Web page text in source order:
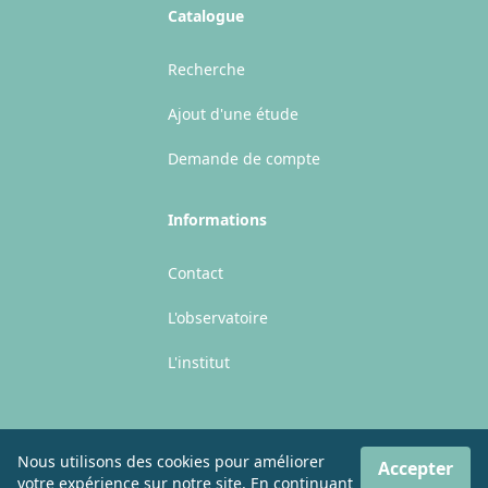
Nous utilisons des cookies pour améliorer
votre expérience sur notre site. En continuant
Accepter
Catalogue
Recherche
Ajout d'une étude
Demande de compte
Informations
Contact
L'observatoire
L'institut